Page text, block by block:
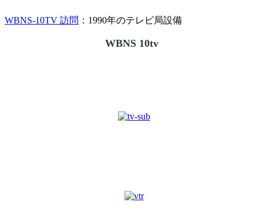
WBNS-10TV 訪問 ：1990年のテレビ局設備
WBNS 10tv